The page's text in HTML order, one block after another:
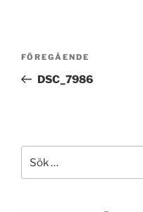
Inläggsnavigering
Föregående
inlägg
FÖREGÅENDE
DSC_7986
efter: